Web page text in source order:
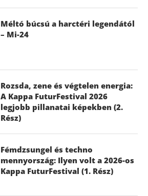
Méltó búcsú a harctéri legendától
– Mi-24
Rozsda, zene és végtelen energia:
A Kappa FuturFestival 2026
legjobb pillanatai képekben (2.
Rész)
Fémdzsungel és techno
mennyország: Ilyen volt a 2026-os
Kappa FuturFestival (1. Rész)